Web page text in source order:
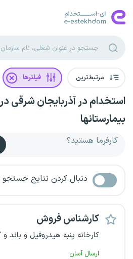
مرتبط‌ترین فیلترها
استخدام در آذربایجان
بیمارستانها
کارفرما هستید؟
دنبال کردن نتایج جستجو
کارشناس فروش
کارخانه پنبه هیدروفیل و باند و
ارسال آسان